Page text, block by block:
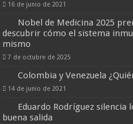
16 de junio de 2021
Nobel de Medicina 2025
descubrir cómo el sistema
mismo
7 de octubre de 2025
Colombia y Venezuela
14 de junio de 2021
Eduardo Rodríguez
buena salida